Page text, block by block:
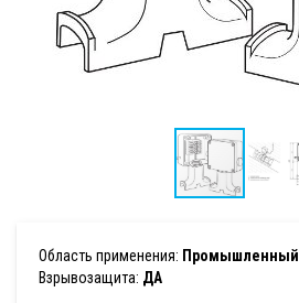
Область применения: Промышленный
Взрывозащита: ДА